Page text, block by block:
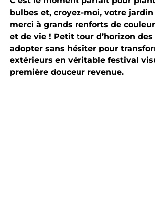
bulbes et, croyez-moi, votre jardin
merci à grands renforts de
et de vie ! Petit tour d’horizon des
adopter sans hésiter pour
extérieurs en véritable festival
première douceur revenue.